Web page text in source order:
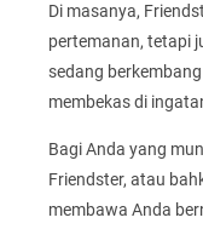
Di masanya,
pertemanan, tetapi
sedang
membekas di
Bagi Anda yang
Friendster, atau
membawa Anda